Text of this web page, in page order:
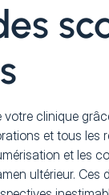
clinique
et tous les
et les
ultérieur. Ces